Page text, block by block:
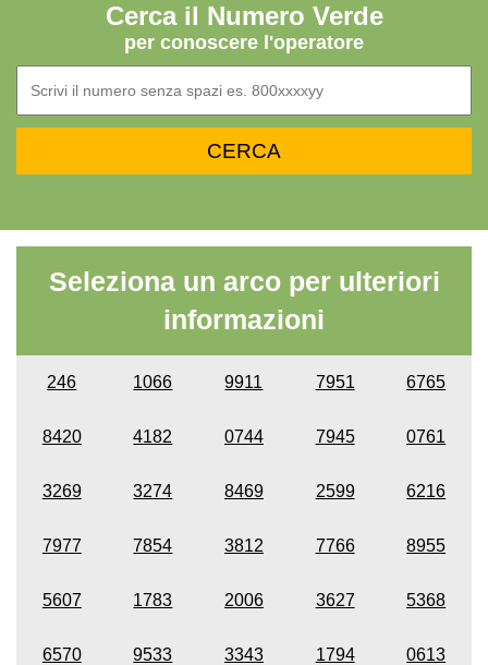
Cerca il Numero Verde
per conoscere l'operatore
Seleziona un arco per ulteriori
informazioni
246 1066 9911 7951 6765
8420 4182 0744 7945 0761
3269 3274 8469 2599 6216
7977 7854 3812 7766 8955
5607 1783 2006 3627 5368
6570 9533 3343 1794 0613